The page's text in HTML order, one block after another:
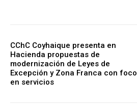
CChC Coyhaique presenta en
Hacienda propuestas de
modernización de Leyes de
Excepción y Zona Franca con foco
en servicios